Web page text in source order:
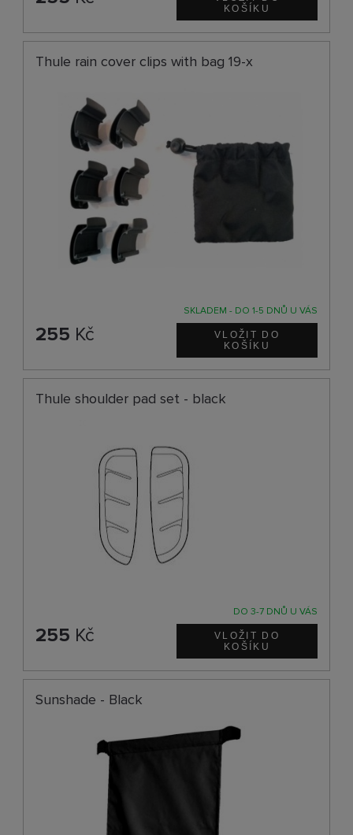
Thule rain cover clips with bag 19-x
SKLADEM - DO 1-5 DNŮ U VÁS
255 Kč
Thule shoulder pad set - black
DO 3-7 DNŮ U VÁS
255 Kč
Sunshade - Black